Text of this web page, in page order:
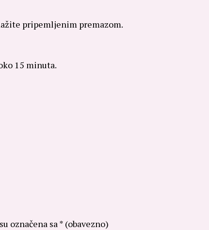
pripemljenim premazom.
15 minuta.
označena sa* (obavezno)